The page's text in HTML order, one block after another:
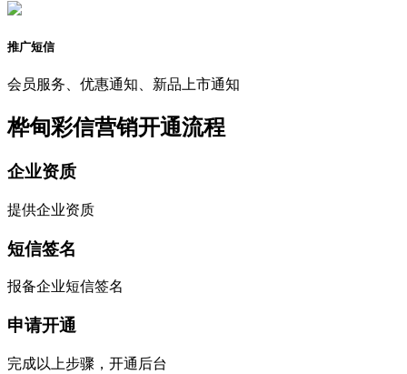
推广短信
会员服务、优惠通知、新品上市通知
桦甸彩信营销开通流程
企业资质
提供企业资质
短信签名
报备企业短信签名
申请开通
完成以上步骤，开通后台